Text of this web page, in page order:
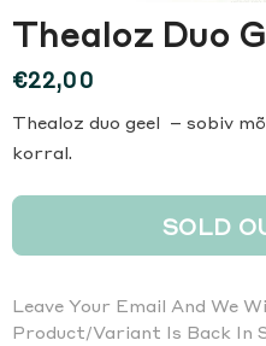
Thealoz Duo
€22,00
Thealoz duo geel – sobiv
korral.
SOLD
Leave Your Email And We
Product/variant Is Back In